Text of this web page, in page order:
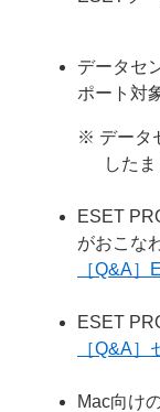
データセ
ポート対
※ データ
した
ESET
がおこな
［Q&A
ESET
［Q&A
Mac向け